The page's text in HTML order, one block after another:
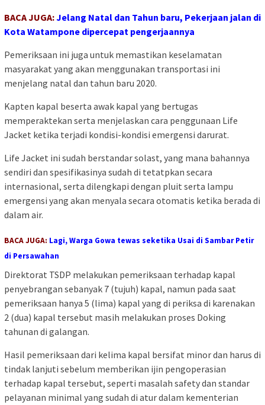
BACA JUGA:Jelang Natal dan Tahun baru, Pekerjaan jalan di
Kota Watampone dipercepat pengerjaannya
Pemeriksaan ini juga untuk memastikan keselamatan
masyarakat yang akan menggunakan transportasi ini
menjelang natal dan tahun baru 2020.
Kapten kapal beserta awak kapal yang bertugas
memperaktekan serta menjelaskan cara penggunaan Life
Jacket ketika terjadi kondisi-kondisi emergensi darurat.
Life Jacket ini sudah berstandar solast, yang mana bahannya
sendiri dan spesifikasinya sudah di tetatpkan secara
internasional, serta dilengkapi dengan pluit serta lampu
emergensi yang akan menyala secara otomatis ketika berada di
dalam air.
BACA JUGA: Lagi, Warga Gowa tewas seketika Usai di Sambar Petir
di Persawahan
Direktorat TSDP melakukan pemeriksaan terhadap kapal
penyebrangan sebanyak 7 (tujuh) kapal, namun pada saat
pemeriksaan hanya 5 (lima) kapal yang di periksa di karenakan
2 (dua) kapal tersebut masih melakukan proses Doking
tahunan di galangan.
Hasil pemeriksaan dari kelima kapal bersifat minor dan harus di
tindak lanjuti sebelum memberikan ijin pengoperasian
terhadap kapal tersebut, seperti masalah safety dan standar
pelayanan minimal yang sudah di atur dalam kementerian